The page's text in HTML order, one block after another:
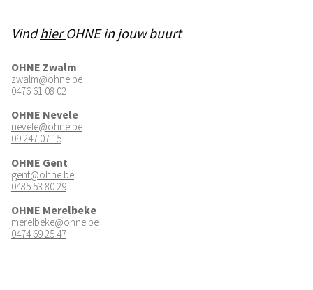
VindhierOHNE in jouw buurt
OHNE Zwalm
zwalm@ohne.be
0476 61 08 02
OHNE Nevele
nevele@ohne.be
09 247 07 15
OHNE Gent
gent@ohne.be
0485 53 80 29
OHNE Merelbeke
merelbeke@ohne.be
0474 69 25 47